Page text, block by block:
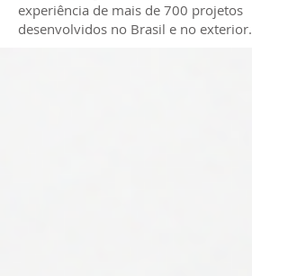
experiência de mais de 700 projetos
desenvolvidos no Brasil e no exterior.